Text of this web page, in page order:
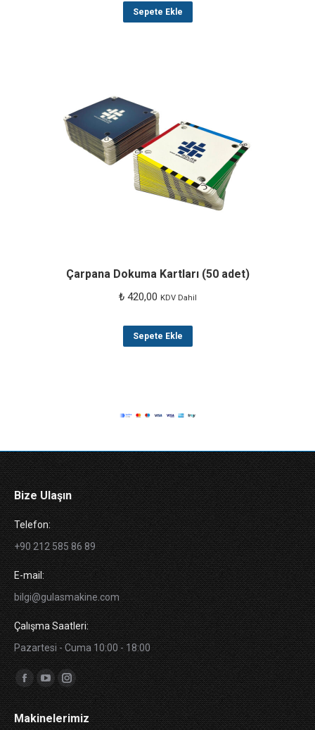
Sepete Ekle
Çarpana Dokuma Kartları (50 adet)
₺420,00 KDV Dahil
Sepete Ekle
Bize Ulaşın
Telefon:
+90 212 585 86 89
E-mail:
bilgi@gulasmakine.com
Çalışma Saatleri:
Pazartesi - Cuma 10:00 - 18:00
Bizi bulun:
Facebook
sayfası
yeni
Youtube
sayfası
yeni
Instagram
sayfası
yeni
Makinelerimiz